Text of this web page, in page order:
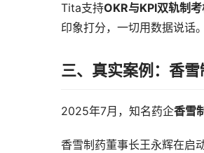
Tita支持OKR与KPI双轨制
印象打分，一切用数据说话。
三、真实案例：香
2025年7月，知名药企香雪
香雪制药董事长王永辉在启